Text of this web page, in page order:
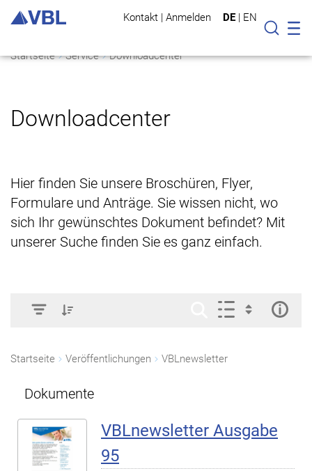
Kontakt | Anmelden DE | EN
Suche
Startseite Service Downloadcenter
Downloadcenter
Hier finden Sie unsere Broschüren, Flyer,
Formulare und Anträge. Sie wissen nicht, wo
sich Ihr gewünschtes Dokument befindet? Mit
unserer Suche finden Sie es ganz einfach.
Startseite Veröffentlichungen VBLnewsletter
Dokumente
VBLnewsletter Ausgabe
95